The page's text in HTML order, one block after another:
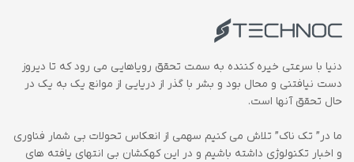
دنیا با سرعتی خیره کننده به سمت تحقق رویاهایی می رود که تا دیروز
دست نیافتنی و محال بود و بشر با گذر از دریایی از موانع یک به یک در
حال تحقق آنها است.
ما در” تک ناک” تلاش می کنیم سهمی از انعکاس تحولات بی شمار فناوری
و اخبار تکنولوژی داشته باشیم و در این کهکشان بی انتهای یافته های